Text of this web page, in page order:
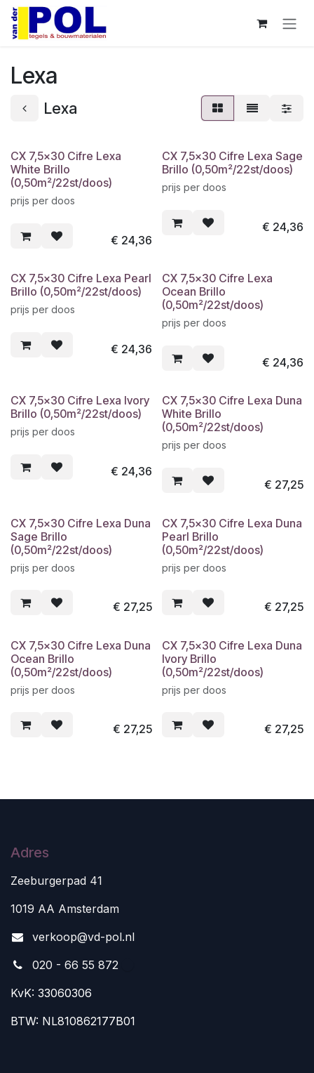
Overslaan naar inhoud
Lexa
Lexa
CX 7,5x30 Cifre Lexa
White Brillo
(0,50m²/22st/doos)
prijs per doos
€ 24,36
CX 7,5x30 Cifre Lexa Sage
Brillo (0,50m²/22st/doos)
prijs per doos
€ 24,36
CX 7,5x30 Cifre Lexa Pearl
Brillo (0,50m²/22st/doos)
prijs per doos
€ 24,36
CX 7,5x30 Cifre Lexa
Ocean Brillo
(0,50m²/22st/doos)
prijs per doos
€ 24,36
CX 7,5x30 Cifre Lexa Ivory
Brillo (0,50m²/22st/doos)
prijs per doos
€ 24,36
CX 7,5x30 Cifre Lexa Duna
White Brillo
(0,50m²/22st/doos)
prijs per doos
€ 27,25
CX 7,5x30 Cifre Lexa Duna
Sage Brillo
(0,50m²/22st/doos)
prijs per doos
€ 27,25
CX 7,5x30 Cifre Lexa Duna
Pearl Brillo
(0,50m²/22st/doos)
prijs per doos
€ 27,25
CX 7,5x30 Cifre Lexa Duna
Ocean Brillo
(0,50m²/22st/doos)
prijs per doos
€ 27,25
CX 7,5x30 Cifre Lexa Duna
Ivory Brillo
(0,50m²/22st/doos)
prijs per doos
€ 27,25
Adres
Zeeburgerpad 41
1019 AA Amsterdam
verkoop@vd-pol.nl
020 - 66 55 872
KvK: 33060306
BTW: NL810862177B01